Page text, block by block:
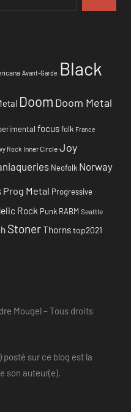
Avant-Garde Black
Doom Doom Metal
focusfolk France
Rock Inner Circle Joy
Neofolk Norway
Prog Metal Progressive
Rock Punk RABM Seattle
StonerThornstop2021
Mougel – Tous droits
sur ce blog est la
son auteur(e).